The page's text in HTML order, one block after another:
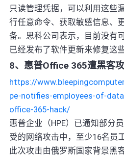
只读管理凭据，可以利用这些
行任意命令、获取敏感信息、
备。思科公司表示，目前没有
已经发布了软件更新来修复这
8、惠普Office 365遭黑客
https://
pe-notifies-employees-of-
office-365-hack/
惠普企业（HPE）已通知部分
受的网络攻击中，至少16名员
此次攻击由俄罗斯国家背景黑